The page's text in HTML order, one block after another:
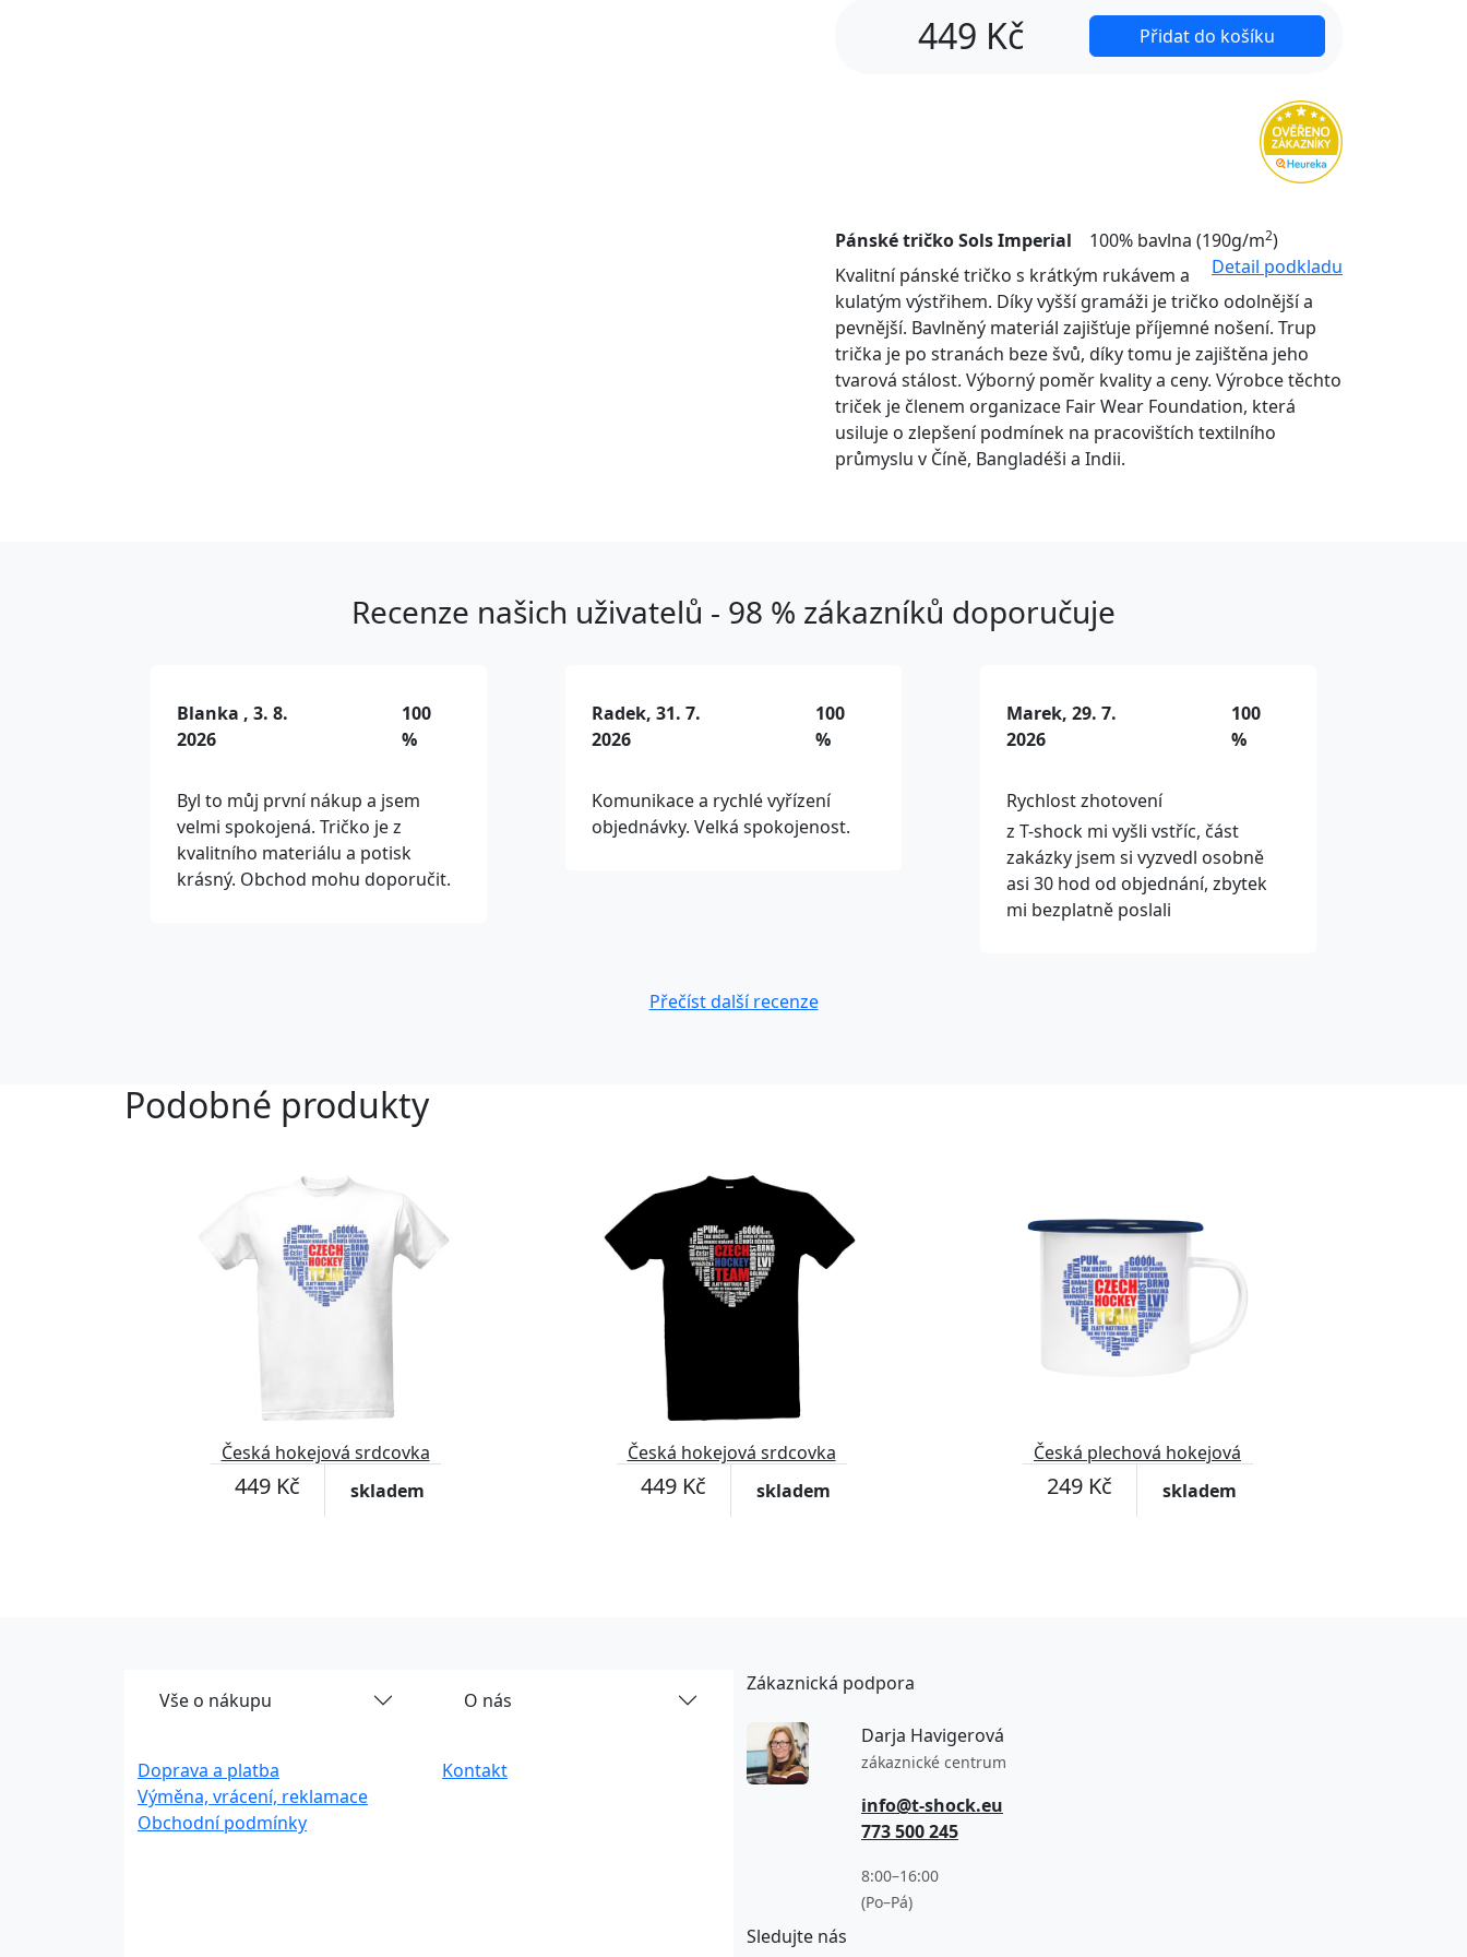
449 Kč Přidat do košíku
Pánské tričko Sols Imperial 100% bavlna (190g/m2)
Detail podkladu
Kvalitní pánské tričko s krátkým rukávem a
kulatým výstřihem. Díky vyšší gramáži je tričko odolnější a
pevnější. Bavlněný materiál zajišťuje příjemné nošení. Trup
trička je po stranách beze švů, díky tomu je zajištěna jeho
tvarová stálost. Výborný poměr kvality a ceny. Výrobce těchto
triček je členem organizace Fair Wear Foundation, která
usiluje o zlepšení podmínek na pracovištích textilního
průmyslu v Číně, Bangladéši a Indii.
Recenze našich uživatelů - 98 % zákazníků doporučuje
Blanka , 3. 8.
2026
100
%
Byl to můj první nákup a jsem
velmi spokojená. Tričko je z
kvalitního materiálu a potisk
krásný. Obchod mohu doporučit.
Radek, 31. 7.
2026
100
%
Komunikace a rychlé vyřízení
objednávky. Velká spokojenost.
Marek, 29. 7.
2026
100
%
Rychlost zhotovení
z T-shock mi vyšli vstříc, část
zakázky jsem si vyzvedl osobně
asi 30 hod od objednání, zbytek
mi bezplatně poslali
Přečíst další recenze
Podobné produkty
Česká hokejová srdcovka
449 Kč skladem
Česká hokejová srdcovka
449 Kč skladem
Česká plechová hokejová
srdcovka
249 Kč skladem
Vše o nákupu
Doprava a platba
Výměna, vrácení, reklamace
Obchodní podmínky
O nás
Kontakt
Zákaznická podpora
Darja Havigerová
zákaznické centrum
info@t-shock.eu
773 500 245
8:00–16:00
(Po–Pá)
Sledujte nás